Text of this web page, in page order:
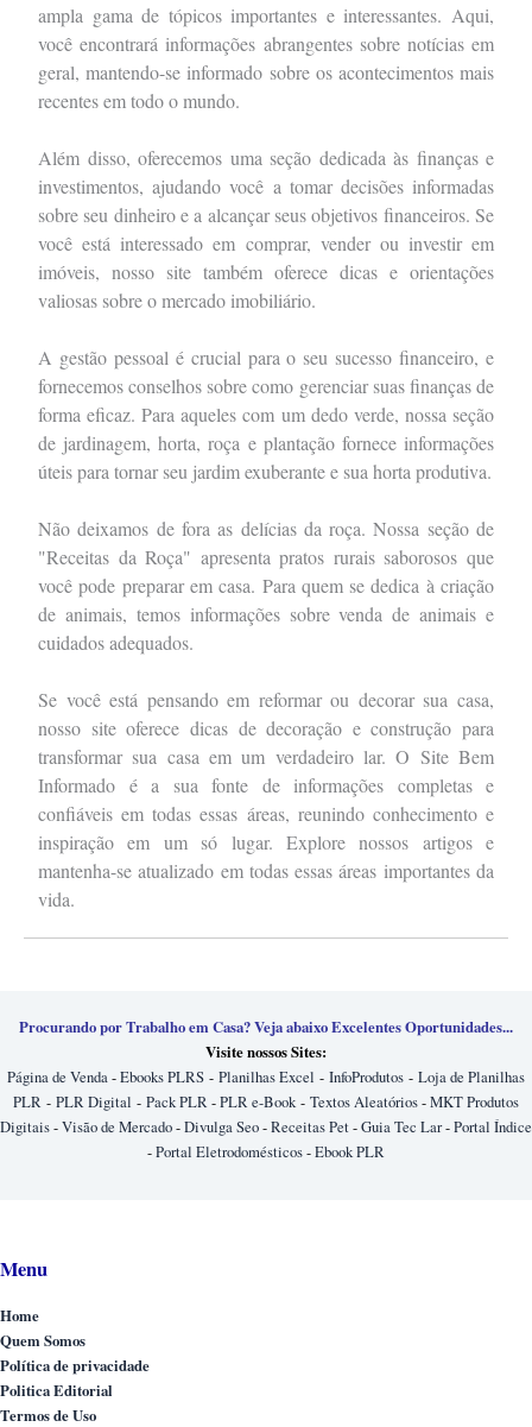
ampla gama de tópicos importantes e interessantes. Aqui,
você encontrará informações abrangentes sobre notícias em
geral, mantendo-se informado sobre os acontecimentos mais
recentes em todo o mundo.
Além disso, oferecemos uma seção dedicada às finanças e
investimentos, ajudando você a tomar decisões informadas
sobre seu dinheiro e a alcançar seus objetivos financeiros. Se
você está interessado em comprar, vender ou investir em
imóveis, nosso site também oferece dicas e orientações
valiosas sobre o mercado imobiliário.
A gestão pessoal é crucial para o seu sucesso financeiro, e
fornecemos conselhos sobre como gerenciar suas finanças de
forma eficaz. Para aqueles com um dedo verde, nossa seção
de jardinagem, horta, roça e plantação fornece informações
úteis para tornar seu jardim exuberante e sua horta produtiva.
Não deixamos de fora as delícias da roça. Nossa seção de
"Receitas da Roça" apresenta pratos rurais saborosos que
você pode preparar em casa. Para quem se dedica à criação
de animais, temos informações sobre venda de animais e
cuidados adequados.
Se você está pensando em reformar ou decorar sua casa,
nosso site oferece dicas de decoração e construção para
transformar sua casa em um verdadeiro lar. O Site Bem
Informado é a sua fonte de informações completas e
confiáveis em todas essas áreas, reunindo conhecimento e
inspiração em um só lugar. Explore nossos artigos e
mantenha-se atualizado em todas essas áreas importantes da
vida.
Procurando por Trabalho em Casa? Veja abaixo Excelentes Oportunidades...
Visite nossos Sites:
Página de Venda-Ebooks PLRS - Planilhas Excel - InfoProdutos - Loja de Planilhas
PLR - PLR Digital - Pack PLR-PLR e-Book- Textos Aleatórios-MKT Produtos
Digitais-Visão de Mercado-Divulga Seo-Receitas Pet-Guia Tec Lar-Portal Índice
-Portal Eletrodomésticos-Ebook PLR
Menu
Home
Quem Somos
Política de privacidade
Politica Editorial
Termos de Uso